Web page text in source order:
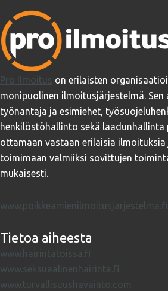
Pro Ilmoitus on erilaisten
monipuolinen ilmoitusjärjestelmä. Sen
työnantaja ja esimiehet,
henkilöstöhallinto sekä laadunhallinta
ottamaan vastaan erilaisia ilmoituksia
toimimaan valmiiksi sovittujen
mukaisesti.
www.poikkeamienilmoitusjarjestelma.fi
Tietoa aiheesta
www.hairintatoissa.fi
www.seksuaalinenhairinta.fi
www.turvallisuushavainto.com